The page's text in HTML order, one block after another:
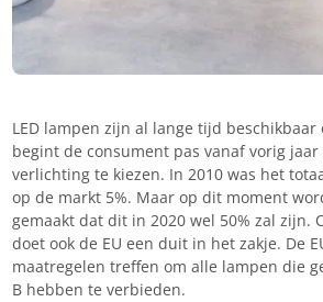
LED lampen zijn al lange tijd
begint de consument pas vanaf vorig jaar
verlichting te kiezen. In 2010 was het
op de markt 5%. Maar op dit moment
gemaakt dat dit in 2020 wel 50% zal zijn.
doet ook de EU een duit in het zakje. De
maatregelen treffen om alle lampen die
B hebben te verbieden.